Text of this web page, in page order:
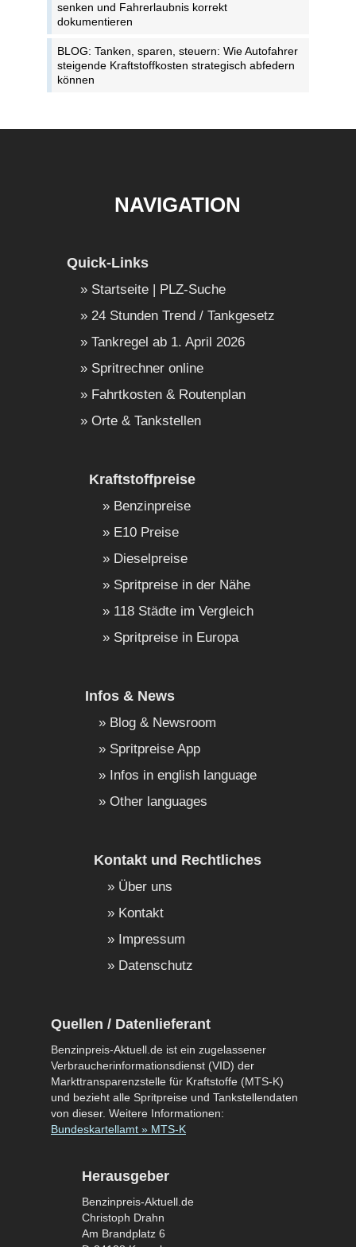
senken und Fahrerlaubnis korrekt
dokumentieren
BLOG: Tanken, sparen, steuern: Wie Autofahrer
steigende Kraftstoffkosten strategisch abfedern
können
NAVIGATION
Quick-Links
Startseite | PLZ-Suche
24 Stunden Trend / Tankgesetz
Tankregel ab 1. April 2026
Spritrechner online
Fahrtkosten & Routenplan
Orte & Tankstellen
Kraftstoffpreise
Benzinpreise
E10 Preise
Dieselpreise
Spritpreise in der Nähe
118 Städte im Vergleich
Spritpreise in Europa
Infos & News
Blog & Newsroom
Spritpreise App
Infos in english language
Other languages
Kontakt und Rechtliches
Über uns
Kontakt
Impressum
Datenschutz
Quellen / Datenlieferant
Benzinpreis-Aktuell.de ist ein zugelassener
Verbraucherinformationsdienst (VID) der
Markttransparenzstelle für Kraftstoffe (MTS-K)
und bezieht alle Spritpreise und Tankstellendaten
von dieser. Weitere Informationen:
Bundeskartellamt » MTS-K
Herausgeber
Benzinpreis-Aktuell.de
Christoph Drahn
Am Brandplatz 6